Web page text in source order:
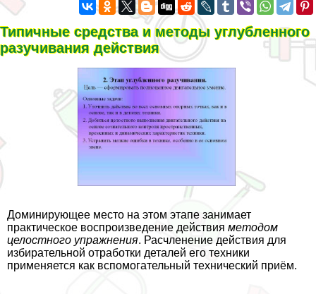
Типичные средства и методы углубленного
разучивания действия
Доминирующее место на этом этапе занимает
пpaктическое воспроизведение действия методом
целостного упражнения. Расчлeнение действия для
избирательной отработки деталей его техники
применяется как вспомогательный технический приём.